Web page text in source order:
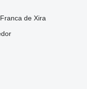
de Xira